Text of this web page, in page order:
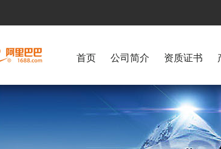
首页 公司简介 资质证书